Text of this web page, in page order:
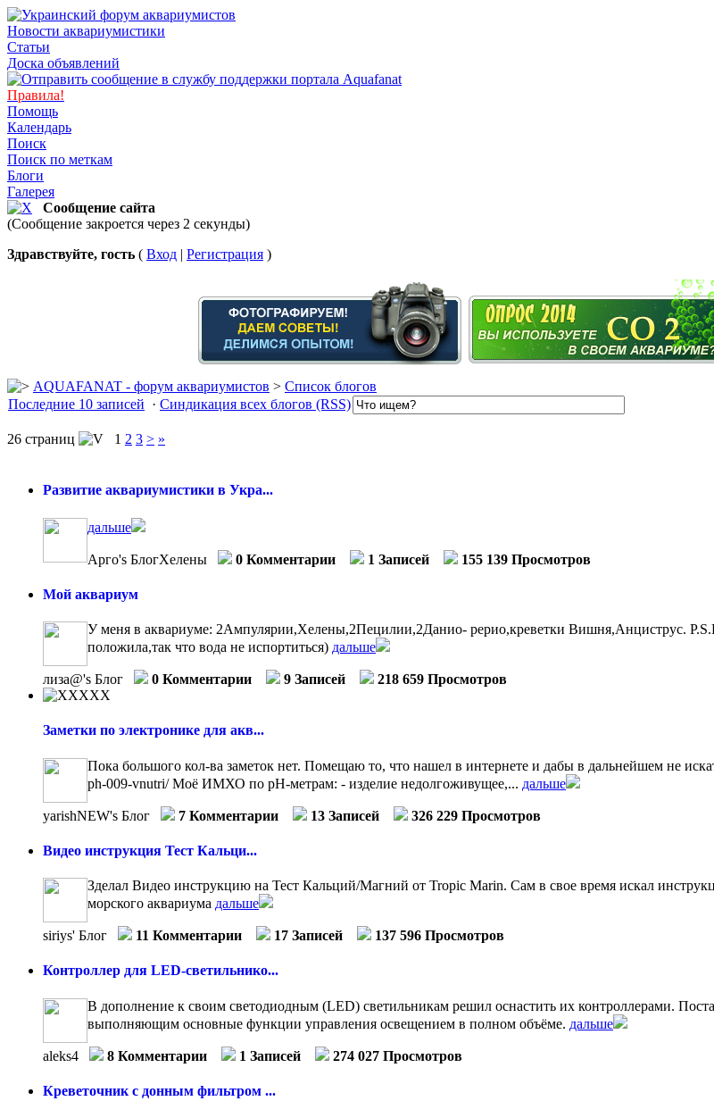
Новости аквариумистики
Статьи
Доска объявлений
Правила!
Помощь
Календарь
Поиск
Поиск по меткам
Блоги
Галерея
Сообщение сайта
(Сообщение закроется через 2 секунды)
Здравствуйте, гость ( Вход | Регистрация )
AQUAFANAT - форум аквариумистов > Список блогов
Последние 10 записей · Синдикация всех блогов (RSS)
26 страниц 1 2 3 > »
Развитие аквариумистики в Укра...
дальше
Арго's БлогХелены 0 Комментарии 1 Записей 155 139 Просмотров
Мой аквариум
У меня в аквариуме: 2Ампулярии,Хелены,2Пецилии,2Данио- рерио,креветки Вишня,Анциструс.
положила,так что вода не испортиться) дальше
лиза@'s Блог 0 Комментарии 9 Записей 218 659 Просмотров
Заметки по электронике для акв...
Пока большого кол-ва заметок нет. Помещаю то, что нашел в интернете и дабы в дальнейшем не
ph-009-vnutri/ Моё ИМХО по рН-метрам: - изделие недолгоживущее,... дальше
yarishNEW's Блог 7 Комментарии 13 Записей 326 229 Просмотров
Видео инструкция Тест Кальци...
Зделал Видео инструкцию на Тест Кальций/Магний от Tropic Marin. Сам в свое время искал
морского аквариума дальше
siriys' Блог 11 Комментарии 17 Записей 137 596 Просмотров
Контроллер для LED-светильнико...
В дополнение к своим светодиодным (LED) светильникам решил оснастить их контроллерами.
выполняющим основные функции управления освещением в полном объёме. дальше
aleks4 8 Комментарии 1 Записей 274 027 Просмотров
Креветочник с донным фильтром ...